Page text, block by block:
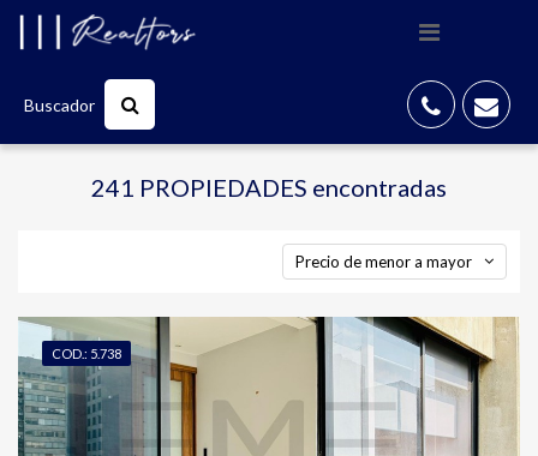
Buscador
241 PROPIEDADES encontradas
Precio de menor a mayor
COD.: 5.738